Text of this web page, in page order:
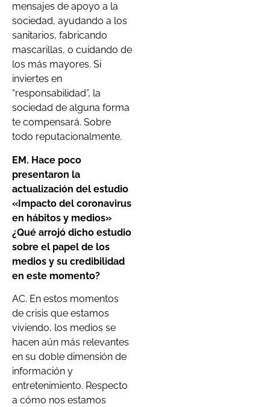
mensajes de apoyo a la
sociedad, ayudando a los
sanitarios, fabricando
mascarillas, o cuidando de
los más mayores. Si
inviertes en
“responsabilidad”, la
sociedad de alguna forma
te compensará. Sobre
todo reputacionalmente.
EM. Hace poco
presentaron la
actualización del estudio
«Impacto del coronavirus
en hábitos y medios»
¿Qué arrojó dicho estudio
sobre el papel de los
medios y su credibilidad
en este momento?
AC. En estos momentos
de crisis que estamos
viviendo, los medios se
hacen aún más relevantes
en su doble dimensión de
información y
entretenimiento. Respecto
a cómo nos estamos